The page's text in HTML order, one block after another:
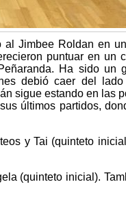
Jimbee Roldan en
puntuar en un
Ha sido un
debió caer del lado
sigue estando en las
últimos partidos,
y Tai (quinteto
(quinteto inicial).